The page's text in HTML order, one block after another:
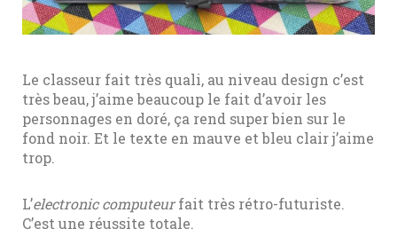
Le classeur fait très quali, au niveau design c’est
très beau, j’aime beaucoup le fait d’avoir les
personnages en doré, ça rend super bien sur le
fond noir. Et le texte en mauve et bleu clair j’aime
trop.
L’electronic computeurfait très rétro-futuriste.
C’est une réussite totale.